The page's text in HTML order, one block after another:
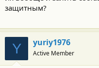
защитным?
Y yuriy1976
Active Member